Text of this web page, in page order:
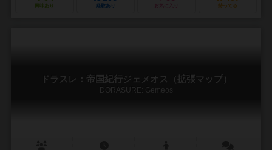
興味あり 経験あり お気に入り 持ってる
ドラスレ：帝国紀行ジェメオス（拡張マップ）
DORASURE: Gemeos